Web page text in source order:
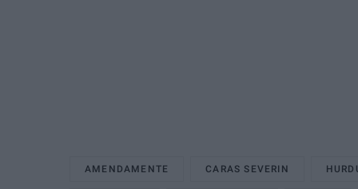
AMENDAMENTE CARAS SEVERIN